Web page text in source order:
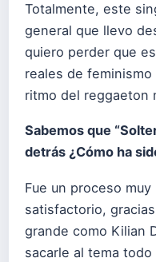
Totalmente, este
general que llevo
quiero perder que
reales de
ritmo del reggaeton
Sabemos que
detrás ¿Cómo ha
Fue un proceso
satisfactorio,
grande como Kilian
sacarle al tema